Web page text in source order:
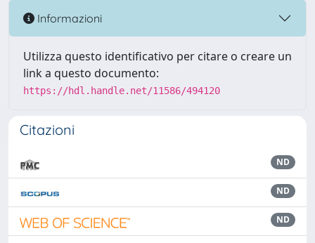
Informazioni
Utilizza questo identificativo per citare o creare un
link a questo documento:
https://hdl.handle.net/11586/494120
Citazioni
ND
ND
ND